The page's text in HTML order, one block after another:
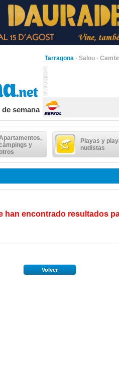
Tarragona · Salou ·
semana
y
Playas y
nudistas
han encontrado resultados
Volver